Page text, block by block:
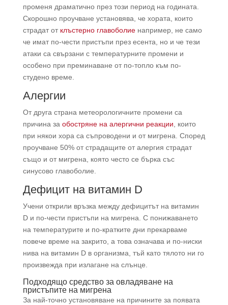
променя драматично през този период на годината.
Скорошно проучване установява, че хората, които
страдат от клъстерно главоболиенапример, не само
че имат по-чести пристъпи през есента, но и че тези
атаки са свързани с температурните промени и
особено при преминаване от по-топло към по-
студено време.
Алергии
От друга страна метеорологичните промени са
причина за обостряне на алергични реакции, които
при някои хора са съпроводени и от мигрена. Според
проучване 50% от страдащите от алергия страдат
също и от мигрена, която често се бърка със
синусово главоболие.
Дефицит на витамин D
Учени открили връзка между дефицитът на витамин
D и по-чести пристъпи на мигрена. С понижаването
на температурите и по-кратките дни прекарваме
повече време на закрито, а това означава и по-ниски
нива на витамин D в организма, тъй като тялото ни го
произвежда при излагане на слънце.
Подходящо средство за овладяване на
пристъпите на мигрена
За най-точно установяване на причините за появата